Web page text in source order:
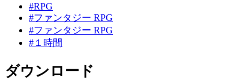
#RPG
#ファンタジー RPG
#ファンタジー RPG
#１時間
ダウンロード